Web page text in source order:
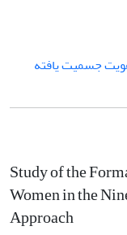
جسمیت یافته
Study of the
Women in the
Approach